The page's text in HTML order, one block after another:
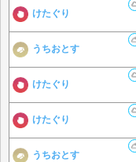
けたぐり
うちおとす
けたぐり
けたぐり
うちおとす